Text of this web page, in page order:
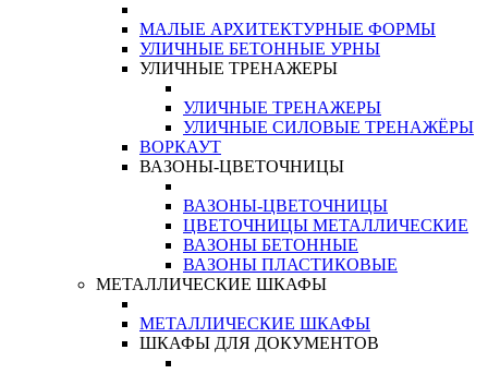
МАЛЫЕ АРХИТЕКТУРНЫЕ ФОРМЫ
УЛИЧНЫЕ БЕТОННЫЕ УРНЫ
УЛИЧНЫЕ ТРЕНАЖЕРЫ
УЛИЧНЫЕ ТРЕНАЖЕРЫ
УЛИЧНЫЕ СИЛОВЫЕ ТРЕНАЖЁРЫ
ВОРКАУТ
ВАЗОНЫ-ЦВЕТОЧНИЦЫ
ВАЗОНЫ-ЦВЕТОЧНИЦЫ
ЦВЕТОЧНИЦЫ МЕТАЛЛИЧЕСКИЕ
ВАЗОНЫ БЕТОННЫЕ
ВАЗОНЫ ПЛАСТИКОВЫЕ
МЕТАЛЛИЧЕСКИЕ ШКАФЫ
МЕТАЛЛИЧЕСКИЕ ШКАФЫ
ШКАФЫ ДЛЯ ДОКУМЕНТОВ